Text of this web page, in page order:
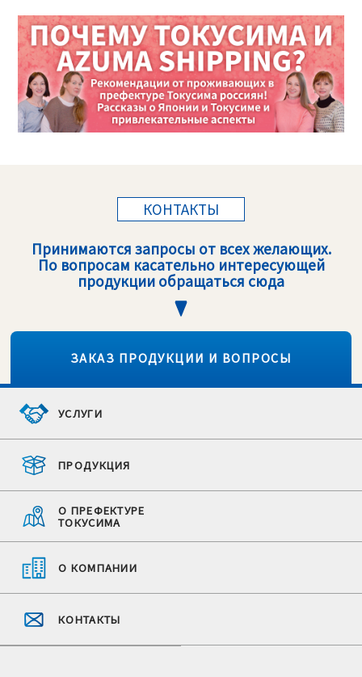
КОНТАКТЫ
Принимаются запросы от всех желающих.
По вопросам касательно интересующей
продукции обращаться сюда
ЗАКАЗ ПРОДУКЦИИ И ВОПРОСЫ
УСЛУГИ
ПРОДУКЦИЯ
О ПРЕФЕКТУРЕ
ТОКУСИМА
О КОМПАНИИ
КОНТАКТЫ